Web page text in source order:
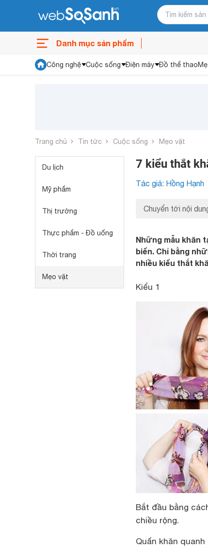
Danh mục sản phẩm
Công nghệ Cuộc sống Điện máy Đồ thể thao
Trang chủ Tin tức Cuộc sống Mẹo vặt
Du lịch
Mỹ phẩm
Thị trường
Thực phẩm - Đồ uống
Thời trang
Mẹo vặt
7 kiểu thắt
Tác giả: Hồng Hạnh
Chuyển tới nội
Những mẫu khăn
biển. Chỉ bằng
nhiều kiểu thắt
Kiểu 1
Bắt đầu bằng
chiều rộng.
Quấn khăn